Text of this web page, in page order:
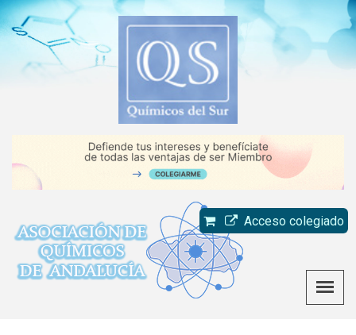
Acceso colegiado